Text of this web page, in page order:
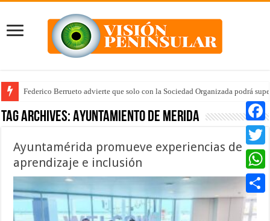
Federico Berrueto advierte que solo con la Sociedad Organizada podrá
Arrancan la tercera etapa de Médico 24/7
Tag Archives:Ayuntamiento de Merida
Ayuntamérida promueve experiencias de
aprendizaje e inclusión
Twitter